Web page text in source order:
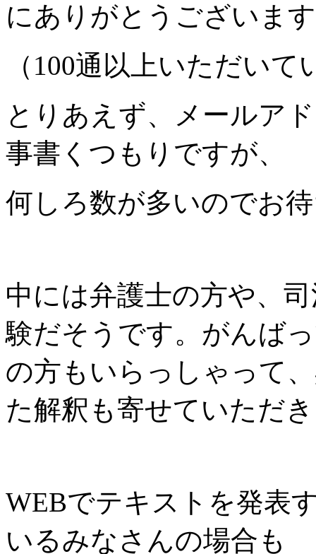
にありがとうございま
（100通以上いただいて
とりあえず、メールア
事書くつもりですが、
何しろ数が多いのでお
中には弁護士の方や、
験だそうです。がんば
の方もいらっしゃって
た解釈も寄せていただ
WEBでテキストを発表
いるみなさんの場合も